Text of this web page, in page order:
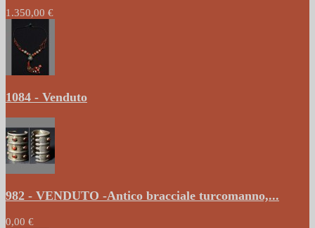
1.350,00 €
1084 - Venduto
982 - VENDUTO -Antico bracciale turcomanno,...
0,00 €